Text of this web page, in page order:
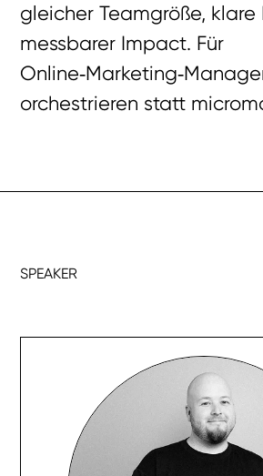
gleicher Teamgröße, klare
messbarer Impact. Für
orchestrieren statt
SPEAKER